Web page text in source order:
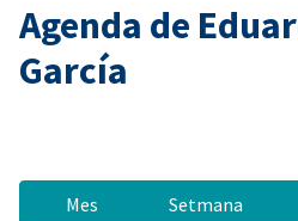
Agenda de
García
Mes Setmana